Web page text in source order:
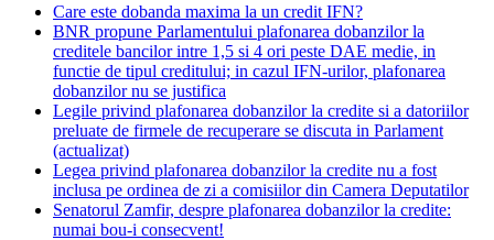
Care este dobanda maxima la un credit IFN?
BNR propune Parlamentului plafonarea dobanzilor la
creditele bancilor intre 1,5 si 4 ori peste DAE medie, in
functie de tipul creditului; in cazul IFN-urilor, plafonarea
dobanzilor nu se justifica
Legile privind plafonarea dobanzilor la credite si a datoriilor
preluate de firmele de recuperare se discuta in Parlament
(actualizat)
Legea privind plafonarea dobanzilor la credite nu a fost
inclusa pe ordinea de zi a comisiilor din Camera Deputatilor
Senatorul Zamfir, despre plafonarea dobanzilor la credite:
numai bou-i consecvent!